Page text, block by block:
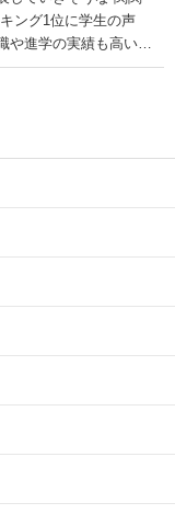
ング1位に学生の声
や進学の実績も高い」